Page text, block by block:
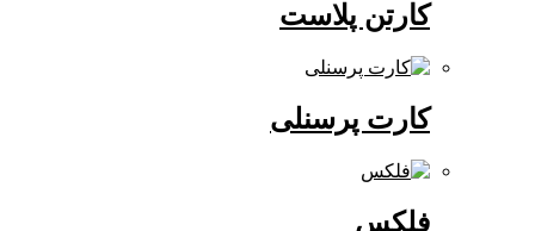
کارتن پلاست
کارت پرسنلی